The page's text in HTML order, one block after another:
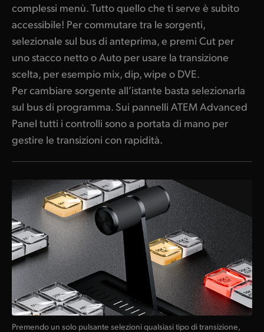
complessi menù. Tutto quello che ti serve è subito
accessibile! Per commutare tra le sorgenti,
selezionale sul bus di anteprima, e premi Cut per
uno stacco netto o Auto per usare la transizione
scelta, per esempio mix, dip, wipe o DVE.
Per cambiare sorgente all’istante basta selezionarla
sul bus di programma. Sui pannelli ATEM Advanced
Panel tutti i controlli sono a portata di mano per
gestire le transizioni con rapidità.
Premendo un solo pulsante selezioni qualsiasi tipo di transizione,